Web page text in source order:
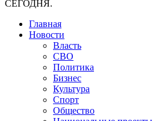
СЕГОДНЯ.
Главная
Новости
Власть
СВО
Политика
Бизнес
Культура
Спорт
Общество